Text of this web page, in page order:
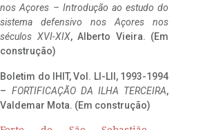
nos Açores – Introdução ao estudo do
sistema defensivo nos Açores nos
séculos XVI-XIX, Alberto Vieira. (Em
construção)
Boletim do IHIT, Vol. LI-LII, 1993-1994
– FORTIFICAÇÃO DA ILHA TERCEIRA,
Valdemar Mota. (Em construção)